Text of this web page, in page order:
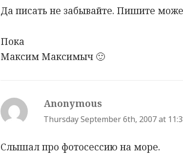
Да писать не забывайте. Пишите
Пока
Максим Максимыч 🙂
Anonymous
a
s
Thursday September 6th, 2007 at
Слышал про фотосессию на море.